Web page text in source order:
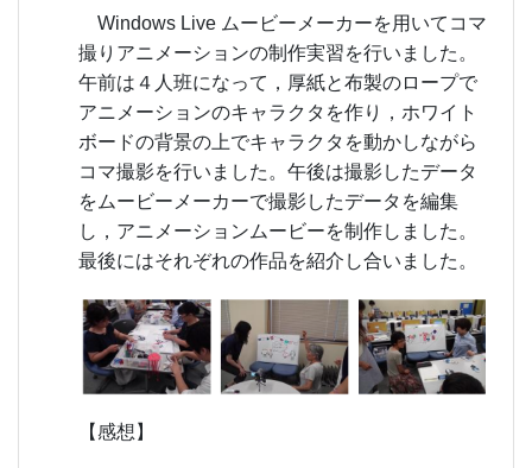
Windows Live ムービーメーカーを用いてコマ
撮りアニメーションの制作実習を行いました。
午前は４人班になって，厚紙と布製のロープで
アニメーションのキャラクタを作り，ホワイト
ボードの背景の上でキャラクタを動かしながら
コマ撮影を行いました。午後は撮影したデータ
をムービーメーカーで撮影したデータを編集
し，アニメーションムービーを制作しました。
最後にはそれぞれの作品を紹介し合いました。
【感想】